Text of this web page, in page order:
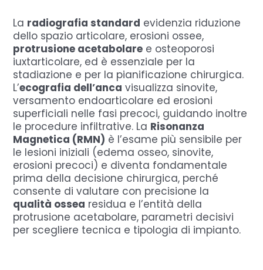
La radiografia standard evidenzia riduzione
dello spazio articolare, erosioni ossee,
protrusione acetabolare e osteoporosi
iuxtarticolare, ed è essenziale per la
stadiazione e per la pianificazione chirurgica.
L’ecografia dell’anca visualizza sinovite,
versamento endoarticolare ed erosioni
superficiali nelle fasi precoci, guidando inoltre
le procedure infiltrative. La Risonanza
Magnetica (RMN) è l’esame più sensibile per
le lesioni iniziali (edema osseo, sinovite,
erosioni precoci) e diventa fondamentale
prima della decisione chirurgica, perché
consente di valutare con precisione la
qualità ossea residua e l’entità della
protrusione acetabolare, parametri decisivi
per scegliere tecnica e tipologia di impianto.